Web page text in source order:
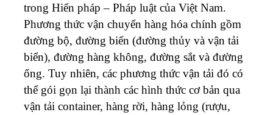
trong Hiến pháp – Pháp luật của Việt Nam.
Phương thức vận chuyển hàng hóa chính gồm
đường bộ, đường biển (đường thủy và vận tải
biển), đường hàng không, đường sắt và đường
ống. Tuy nhiên, các phương thức vận tải đó có
thể gói gọn lại thành các hình thức cơ bản qua
vận tải container, hàng rời, hàng lỏng (rượu,